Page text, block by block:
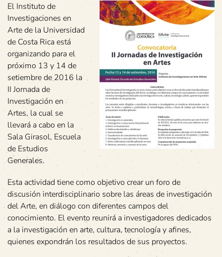
El Instituto de
Investigaciones en
Arte de la Universidad
de Costa Rica está
organizando para el
próximo 13 y 14 de
setiembre de 2016 la
II Jornada de
Investigación en
Artes, la cual se
llevará a cabo en la
Sala Girasol, Escuela
de Estudios
Generales.
Esta actividad tiene como objetivo crear un foro de
discusión interdisciplinario sobre las áreas de investigación
del Arte, en diálogo con diferentes campos del
conocimiento. El evento reunirá a investigadores dedicados
a la investigación en arte, cultura, tecnología y afines,
quienes expondrán los resultados de sus proyectos.